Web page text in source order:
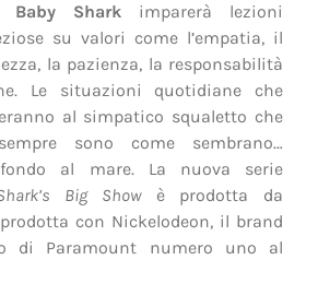
Baby Shark imparerà lezioni
su valori come l’empatia, il
la pazienza, la responsabilità
Le situazioni quotidiane che
al simpatico squaletto che
sono come sembrano…
al mare. La nuova serie
Big Showè prodotta da
con Nickelodeon, il brand
di Paramount numero uno al